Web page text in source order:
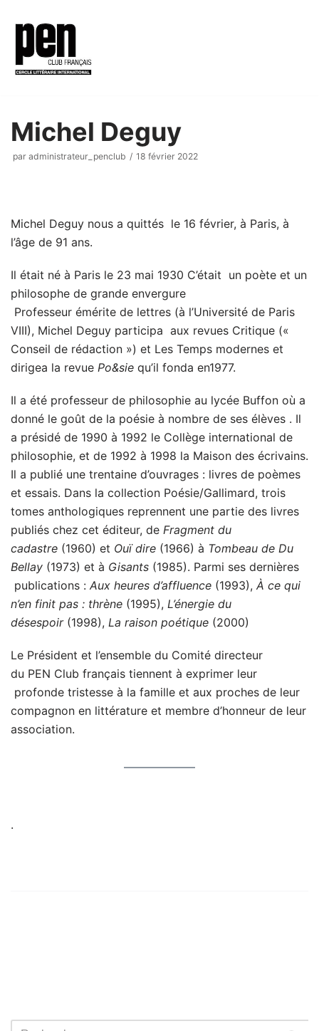
au
contenu
Michel Deguy
par administrateur_penclub 18 février 2022
Michel Deguy nous a quittés le 16 février, à Paris, à
l’âge de 91 ans.
Il était né à Paris le 23 mai 1930 C’était un poète et un
philosophe de grande envergure
Professeur émérite de lettres (à l’Université de Paris
VIII), Michel Deguy participa aux revues Critique («
Conseil de rédaction ») et Les Temps modernes et
dirigea la revue Po&sie qu’il fonda en1977.
Il a été professeur de philosophie au lycée Buffon où a
donné le goût de la poésie à nombre de ses élèves . Il
a présidé de 1990 à 1992 le Collège international de
philosophie, et de 1992 à 1998 la Maison des écrivains.
Il a publié une trentaine d’ouvrages : livres de poèmes
et essais. Dans la collection Poésie/Gallimard, trois
tomes anthologiques reprennent une partie des livres
publiés chez cet éditeur, de Fragment du
cadastre (1960) et Ouï dire (1966) à Tombeau de Du
Bellay (1973) et à Gisants (1985). Parmi ses dernières
publications : Aux heures d’affluence (1993), À ce qui
n’en finit pas : thrène (1995), L’énergie du
désespoir(1998), La raison poétique (2000)
Le Président et l’ensemble du Comité directeur
du PEN Club français tiennent à exprimer leur
profonde tristesse à la famille et aux proches de leur
compagnon en littérature et membre d’honneur de leur
association.
.